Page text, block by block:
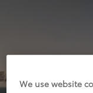
We use website